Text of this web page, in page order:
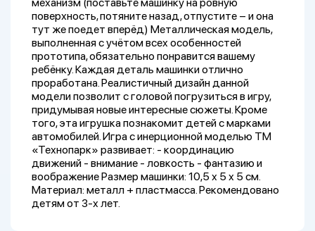
поверхность, потяните назад, отпустите – и она
тут же поедет вперёд) Металлическая модель,
выполненная с учётом всех особенностей
прототипа, обязательно понравится вашему
ребёнку. Каждая деталь машинки отлично
проработана. Реалистичный дизайн данной
модели позволит с головой погрузиться в игру,
придумывая новые интересные сюжеты. Кроме
того, эта игрушка познакомит детей с марками
автомобилей. Игра с инерционной моделью ТМ
«Технопарк» развивает: - координацию
движений - внимание - ловкость - фантазию и
воображение Размер машинки: 10,5 х 5 х 5 см.
Материал: металл + пластмасса. Рекомендовано
детям от 3-х лет.